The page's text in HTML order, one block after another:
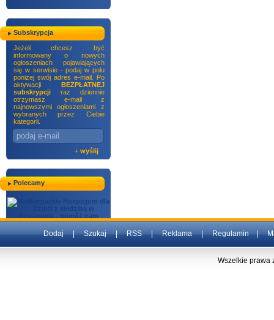
Subskrypcja
Jeżeli chcesz być
informowany o nowych
ogłoszeniach pojawiających
się w serwisie - podaj w polu
poniżej swój adres e-mail. Po
aktywacji BEZPŁATNEJ
subskrypcji raz dziennie
otrzymasz e-mail z
najnowszymi ogłoszeniami z
wybranych przez Ciebie
kategorii.
+ wyślij
Polecamy
Dodaj|Szukaj|RSS|Reklama|Regulamin|
Wszelkie prawa